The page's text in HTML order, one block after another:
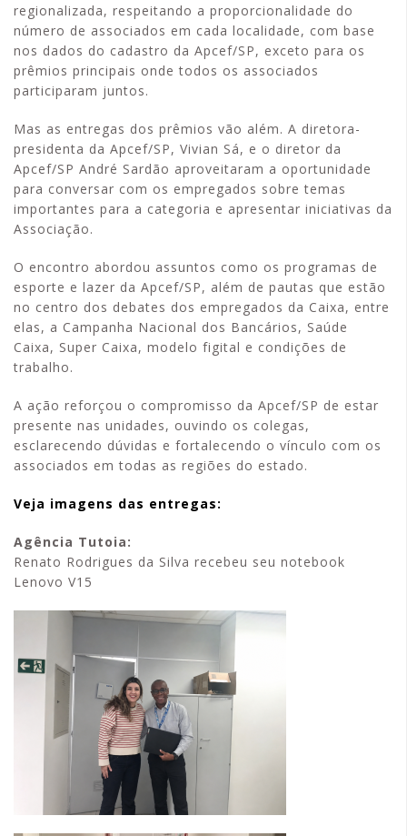
regionalizada, respeitando a proporcionalidade do
número de associados em cada localidade, com base
nos dados do cadastro da Apcef/SP, exceto para os
prêmios principais onde todos os associados
participaram juntos.
Mas as entregas dos prêmios vão além. A diretora-
presidenta da Apcef/SP, Vivian Sá, e o diretor da
Apcef/SP André Sardão aproveitaram a oportunidade
para conversar com os empregados sobre temas
importantes para a categoria e apresentar iniciativas da
Associação.
O encontro abordou assuntos como os programas de
esporte e lazer da Apcef/SP, além de pautas que estão
no centro dos debates dos empregados da Caixa, entre
elas, a Campanha Nacional dos Bancários, Saúde
Caixa, Super Caixa, modelo figital e condições de
trabalho.
A ação reforçou o compromisso da Apcef/SP de estar
presente nas unidades, ouvindo os colegas,
esclarecendo dúvidas e fortalecendo o vínculo com os
associados em todas as regiões do estado.
Veja imagens das entregas:
Agência Tutoia:
Renato Rodrigues da Silva recebeu seu notebook
Lenovo V15